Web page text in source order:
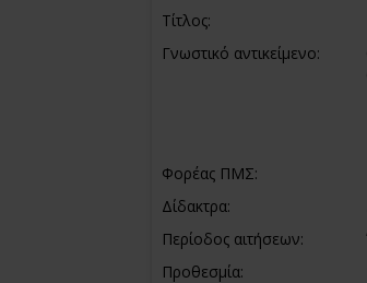
Τίτλος:
Γνωστικό αντικείμενο:
Φορέας ΠΜΣ:
Δίδακτρα:
Περίοδος αιτήσεων:
Προθεσμία: